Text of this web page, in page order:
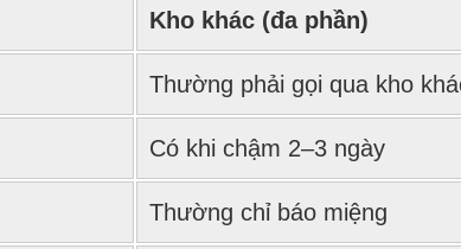
Kho khác (đa phần)
Thường phải gọi qua kho
Có khi chậm 2–3 ngày
Thường chỉ báo miệng